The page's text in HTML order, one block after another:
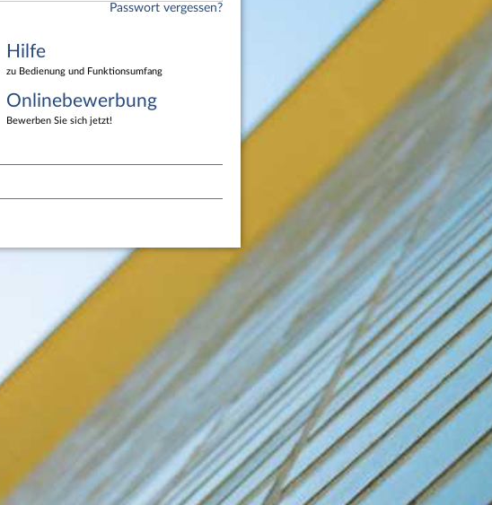
Passwort vergessen?
Hilfe
zu Bedienung und Funktionsumfang
Onlinebewerbung
Bewerben Sie sich jetzt!